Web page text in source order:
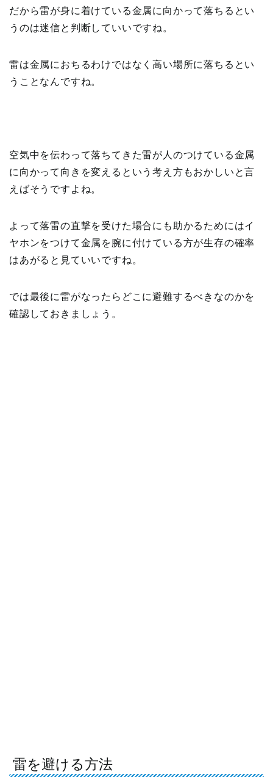
だから雷が身に着けている金属に向かって落ちるとい
うのは迷信と判断していいですね。
雷は金属におちるわけではなく高い場所に落ちるとい
うことなんですね。
空気中を伝わって落ちてきた雷が人のつけている金属
に向かって向きを変えるという考え方もおかしいと言
えばそうですよね。
よって落雷の直撃を受けた場合にも助かるためにはイ
ヤホンをつけて金属を腕に付けている方が生存の確率
はあがると見ていいですね。
では最後に雷がなったらどこに避難するべきなのかを
確認しておきましょう。
雷を避ける方法